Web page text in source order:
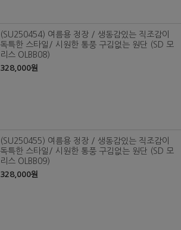
(SU250454) 여름용 정장 / 생동감있는 직조감이
독특한 스타일/ 시원한 통풍 구김없는 원단 (SD 모
리스 OLBB08)
328,000원
(SU250455) 여름용 정장 / 생동감있는 직조감이
독특한 스타일/ 시원한 통풍 구김없는 원단 (SD 모
리스 OLBB09)
328,000원